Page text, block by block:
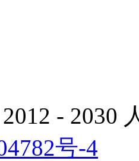
- 2030
号-4